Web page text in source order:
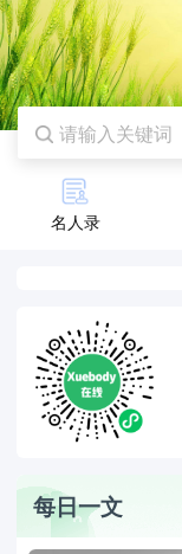
名人录
每日一文